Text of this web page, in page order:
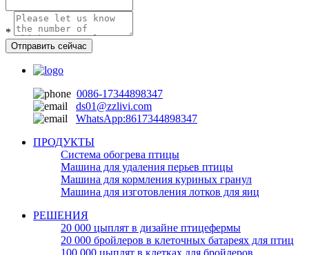
*
Отправить сейчас
0086-17344898347
ds01@zzlivi.com
WhatsApp:8617344898347
ПРОДУКТЫ
Система обогрева птицы
Машина для удаления перьев птицы
Машина для кормления куриных гранул
Машина для изготовления лотков для яиц
РЕШЕНИЯ
20 000 цыплят в дизайне птицефермы
20 000 бройлеров в клеточных батареях для птиц
100 000 цыплят в клетках для бройлеров